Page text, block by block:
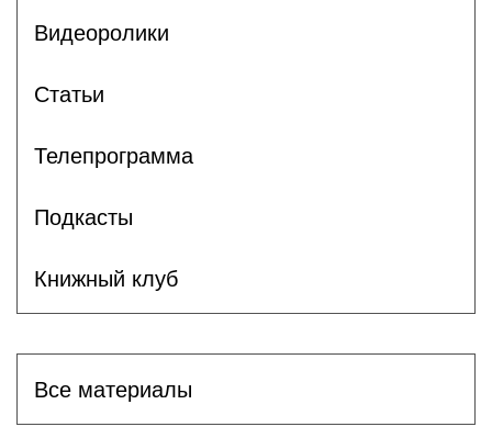
Видеоролики
Статьи
Телепрограмма
Подкасты
Книжный клуб
Все материалы